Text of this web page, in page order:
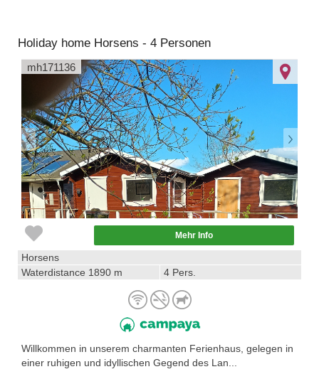
Holiday home Horsens - 4 Personen
mh171136
Mehr Info
Horsens
Waterdistance 1890 m
4 Pers.
Willkommen in unserem charmanten Ferienhaus, gelegen in
einer ruhigen und idyllischen Gegend des Lan...